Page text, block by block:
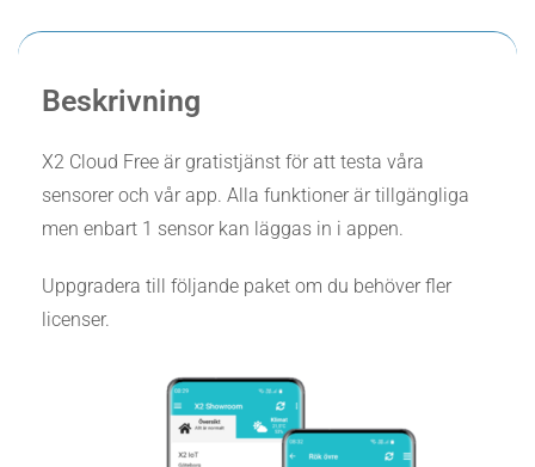
Beskrivning
X2 Cloud Free är gratistjänst för att testa våra
sensorer och vår app. Alla funktioner är tillgängliga
men enbart 1 sensor kan läggas in i appen.
Uppgradera till följande paket om du behöver fler
licenser.